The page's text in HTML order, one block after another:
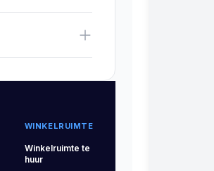
WINKELRUIMTE
Winkelruimte te
huur